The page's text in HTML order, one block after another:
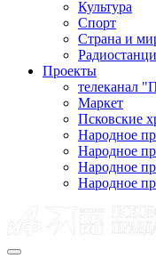
Культура
Спорт
Страна и
Проекты
телеканал
Маркет
Псковские
Народное
Народное
Народное
Народное